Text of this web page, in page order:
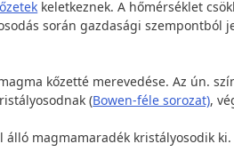
keletkeznek. A hőmérséklet
során gazdasági szempontból
kőzetté merevedése. Az ún.
(Bowen-féle sorozat),
magmamaradék kristályosodik